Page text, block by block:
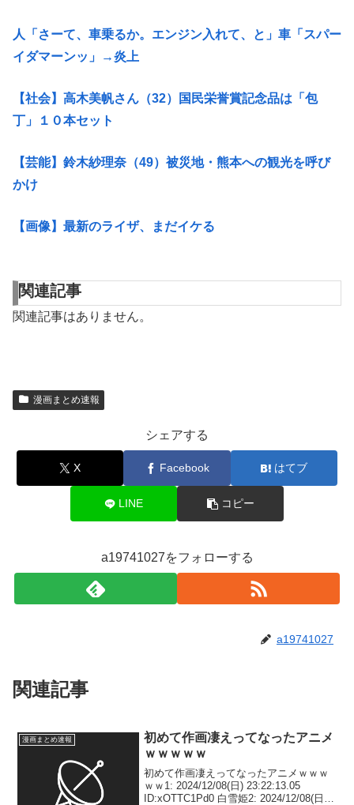
人「さーて、車乗るか。エンジン入れて、と」車「スパー
イダマーンッ」→炎上
【社会】高木美帆さん（32）国民栄誉賞記念品は「包
丁」１０本セット
【芸能】鈴木紗理奈（49）被災地・熊本への観光を呼び
かけ
【画像】最新のライザ、まだイケる
関連記事
関連記事はありません。
漫画まとめ速報
シェアする
X Facebook はてブ
LINE コピー
a19741027をフォローする
a19741027
関連記事
漫画まとめ速報
初めて作画凄えってなったアニメ
ｗｗｗｗｗ
初めて作画凄えってなったアニメｗｗｗ
ｗｗ1: 2024/12/08(日) 23:22:13.05
ID:xOTTC1Pd0 白雪姫2: 2024/12/08(日)